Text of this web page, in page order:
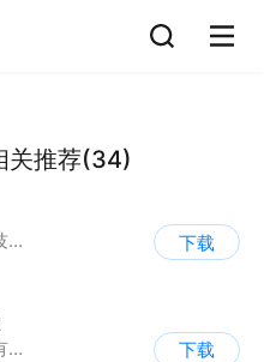
关推荐(34)
深圳市钜宝游信息技术有限公司
下载
广州合游网络科技有限公司
下载